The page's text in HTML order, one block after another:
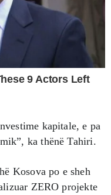
kapitale, e pa
ka thënë Tahiri.
Kosova po e sheh
ZERO projekte